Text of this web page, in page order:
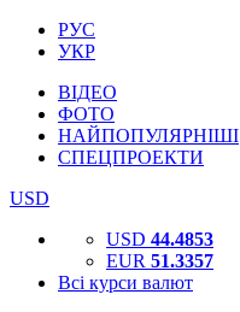
РУС
УКР
ВІДЕО
ФОТО
НАЙПОПУЛЯРНІШІ
СПЕЦПРОЕКТИ
USD
USD 44.4853
EUR 51.3357
Всі курси валют